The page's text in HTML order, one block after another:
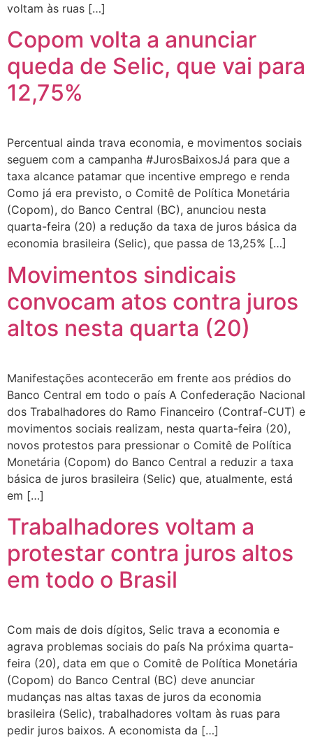
voltam às ruas […]
Copom volta a anunciar
queda de Selic, que vai para
12,75%
Percentual ainda trava economia, e movimentos sociais
seguem com a campanha #JurosBaixosJá para que a
taxa alcance patamar que incentive emprego e renda
Como já era previsto, o Comitê de Política Monetária
(Copom), do Banco Central (BC), anunciou nesta
quarta-feira (20) a redução da taxa de juros básica da
economia brasileira (Selic), que passa de 13,25% […]
Movimentos sindicais
convocam atos contra juros
altos nesta quarta (20)
Manifestações acontecerão em frente aos prédios do
Banco Central em todo o país A Confederação Nacional
dos Trabalhadores do Ramo Financeiro (Contraf-CUT) e
movimentos sociais realizam, nesta quarta-feira (20),
novos protestos para pressionar o Comitê de Política
Monetária (Copom) do Banco Central a reduzir a taxa
básica de juros brasileira (Selic) que, atualmente, está
em […]
Trabalhadores voltam a
protestar contra juros altos
em todo o Brasil
Com mais de dois dígitos, Selic trava a economia e
agrava problemas sociais do país Na próxima quarta-
feira (20), data em que o Comitê de Política Monetária
(Copom) do Banco Central (BC) deve anunciar
mudanças nas altas taxas de juros da economia
brasileira (Selic), trabalhadores voltam às ruas para
pedir juros baixos. A economista da […]